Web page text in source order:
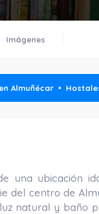
Imágenes
Almuñécar
una ubicación
del centro de
natural y baño